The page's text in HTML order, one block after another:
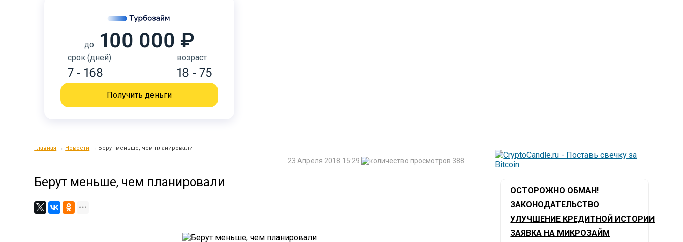
до 100 000 ₽
срок (дней)
7 - 168
возраст
18 - 75
Получить деньги
Главная → Новости → Берут меньше, чем планировали
388
23 Апреля 2018 15:29
Берут меньше, чем планировали
ОСТОРОЖНО ОБМАН!
ЗАКОНОДАТЕЛЬСТВО
УЛУЧШЕНИЕ КРЕДИТНОЙ ИСТОРИИ
ЗАЯВКА НА МИКРОЗАЙМ